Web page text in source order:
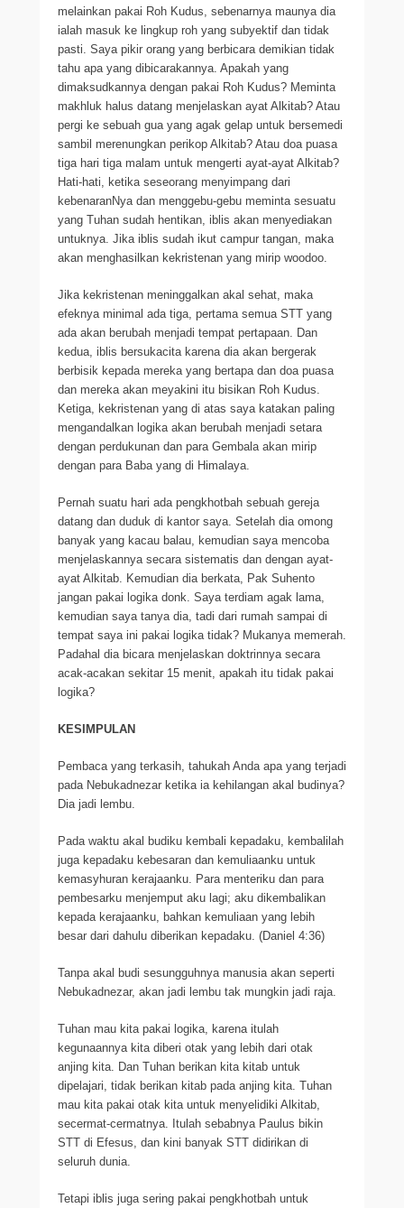
melainkan pakai Roh Kudus, sebenarnya maunya dia
ialah masuk ke lingkup roh yang subyektif dan tidak
pasti. Saya pikir orang yang berbicara demikian tidak
tahu apa yang dibicarakannya. Apakah yang
dimaksudkannya dengan pakai Roh Kudus? Meminta
makhluk halus datang menjelaskan ayat Alkitab? Atau
pergi ke sebuah gua yang agak gelap untuk bersemedi
sambil merenungkan perikop Alkitab? Atau doa puasa
tiga hari tiga malam untuk mengerti ayat-ayat Alkitab?
Hati-hati, ketika seseorang menyimpang dari
kebenaranNya dan menggebu-gebu meminta sesuatu
yang Tuhan sudah hentikan, iblis akan menyediakan
untuknya. Jika iblis sudah ikut campur tangan, maka
akan menghasilkan kekristenan yang mirip woodoo.
Jika kekristenan meninggalkan akal sehat, maka
efeknya minimal ada tiga, pertama semua STT yang
ada akan berubah menjadi tempat pertapaan. Dan
kedua, iblis bersukacita karena dia akan bergerak
berbisik kepada mereka yang bertapa dan doa puasa
dan mereka akan meyakini itu bisikan Roh Kudus.
Ketiga, kekristenan yang di atas saya katakan paling
mengandalkan logika akan berubah menjadi setara
dengan perdukunan dan para Gembala akan mirip
dengan para Baba yang di Himalaya.
Pernah suatu hari ada pengkhotbah sebuah gereja
datang dan duduk di kantor saya. Setelah dia omong
banyak yang kacau balau, kemudian saya mencoba
menjelaskannya secara sistematis dan dengan ayat-
ayat Alkitab. Kemudian dia berkata, Pak Suhento
jangan pakai logika donk. Saya terdiam agak lama,
kemudian saya tanya dia, tadi dari rumah sampai di
tempat saya ini pakai logika tidak? Mukanya memerah.
Padahal dia bicara menjelaskan doktrinnya secara
acak-acakan sekitar 15 menit, apakah itu tidak pakai
logika?
KESIMPULAN
Pembaca yang terkasih, tahukah Anda apa yang terjadi
pada Nebukadnezar ketika ia kehilangan akal budinya?
Dia jadi lembu.
Pada waktu akal budiku kembali kepadaku, kembalilah
juga kepadaku kebesaran dan kemuliaanku untuk
kemasyhuran kerajaanku. Para menteriku dan para
pembesarku menjemput aku lagi; aku dikembalikan
kepada kerajaanku, bahkan kemuliaan yang lebih
besar dari dahulu diberikan kepadaku. (Daniel 4:36)
Tanpa akal budi sesungguhnya manusia akan seperti
Nebukadnezar, akan jadi lembu tak mungkin jadi raja.
Tuhan mau kita pakai logika, karena itulah
kegunaannya kita diberi otak yang lebih dari otak
anjing kita. Dan Tuhan berikan kita kitab untuk
dipelajari, tidak berikan kitab pada anjing kita. Tuhan
mau kita pakai otak kita untuk menyelidiki Alkitab,
secermat-cermatnya. Itulah sebabnya Paulus bikin
STT di Efesus, dan kini banyak STT didirikan di
seluruh dunia.
Tetapi iblis juga sering pakai pengkhotbah untuk